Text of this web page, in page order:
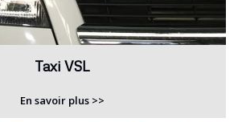
Taxi VSL
En savoir plus >>